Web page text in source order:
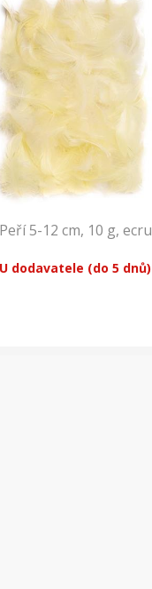
Peří 5-12 cm, 10 g, ecru
U dodavatele (do 5 dnů)